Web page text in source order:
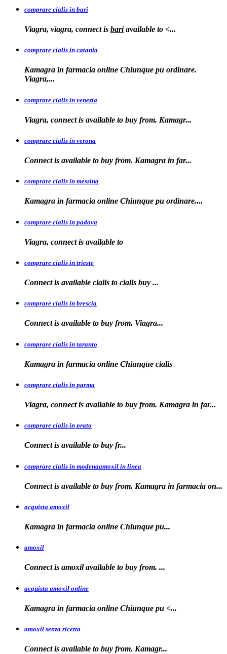
comprare cialis in bari
Viagra, viagra, connect is bariavailable to <...
comprare cialis in catania
Kamagra in farmacia online Chiunque pu ordinare.
Viagra,...
comprare cialis in venezia
Viagra, connect is available to buy from. Kamagr...
comprare cialis in verona
Connect is available to buy from. Kamagra in far...
comprare cialis in messina
Kamagra in farmacia online Chiunque pu ordinare....
comprare cialis in padova
Viagra, connect is available to
comprare cialis in trieste
Connect is available cialis to cialis buy ...
comprare cialis in brescia
Connect is available to buy from. Viagra...
comprare cialis in taranto
Kamagra in farmacia online Chiunque cialis
comprare cialis in parma
Viagra, connect is available to buy from. Kamagra in far...
comprare cialis in prato
Connect is available to buy fr...
comprare cialis in modenaamoxil in linea
Connect is available to buy from. Kamagra in farmacia on...
acquista amoxil
Kamagra in farmacia online Chiunque pu...
amoxil
Connect is amoxilavailable to buy from. ...
acquista amoxil online
Kamagra in farmacia online Chiunque pu <...
amoxil senza ricetta
Connect is available to buy from. Kamagr...